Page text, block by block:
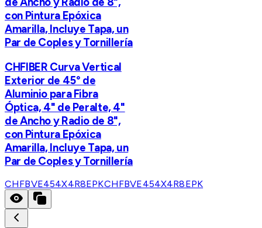
con Pintura Epóxica
Amarilla, Incluye Tapa, un
Par de Coples y Tornillería
CHFIBER Curva Vertical
Exterior de 45° de
Aluminio para Fibra
Óptica, 4" de Peralte, 4"
de Ancho y Radio de 8",
con Pintura Epóxica
Amarilla, Incluye Tapa, un
Par de Coples y Tornillería
CHFBVE454X4R8EPKCHFBVE454X4R8EPK